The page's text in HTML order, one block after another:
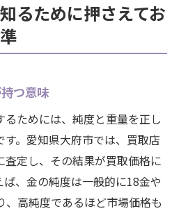
るために押さえてお
つ意味
ためには、純度と重量を正し
す。愛知県大府市では、買取店
定し、その結果が買取価格に
、金の純度は一般的に18金や
、高純度であるほど市場価格も